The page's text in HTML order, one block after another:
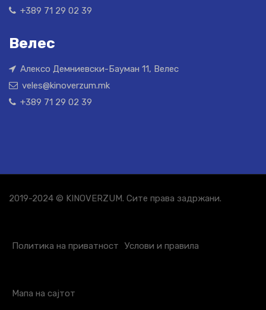
+389 71 29 02 39
Велес
Алексо Демниевски-Бауман 11, Велес
veles@kinoverzum.mk
+389 71 29 02 39
2019-2024 © KINOVERZUM. Сите права задржани.
Политика на приватност Услови и правила
Мапа на сајтот